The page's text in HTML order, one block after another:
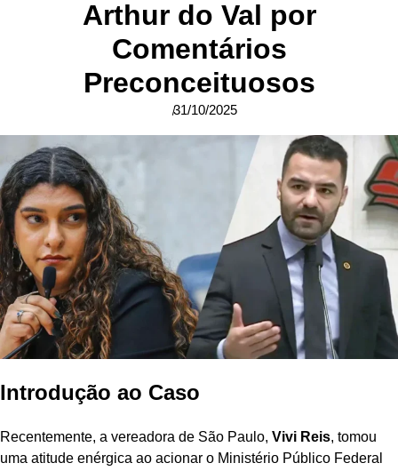
Arthur do Val por
Comentários
Preconceituosos
31/10/2025
Introdução ao Caso
Recentemente, a vereadora de São Paulo, Vivi Reis, tomou
uma atitude enérgica ao acionar o Ministério Público Federal